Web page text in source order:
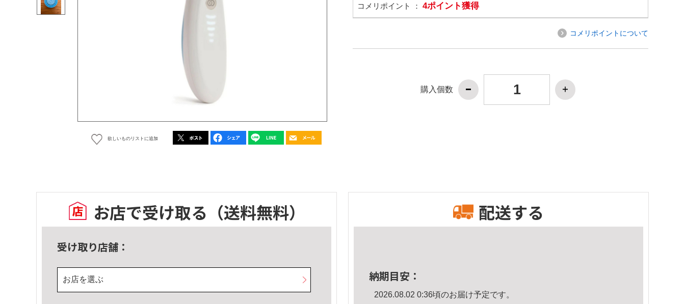
欲しいものリストに追加
コメリポイント ： 4ポイント獲得
コメリポイントについて
購入個数
お店で受け取る （送料無料）
受け取り店舗：
お店を選ぶ
配送する
納期目安：
2026.08.02 0:36頃のお届け予定です。